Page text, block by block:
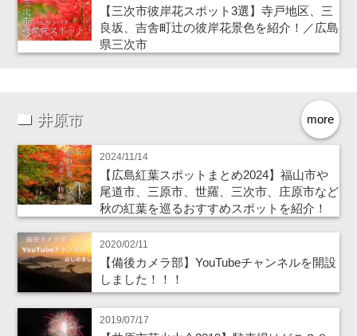
【三次市彼岸花スポット3選】寺戸地区、三
良坂、吉舎町辻の彼岸花景色を紹介！／広島
県三次市
more
井原市
2024/11/14
【広島紅葉スポットまとめ2024】福山市や
尾道市、三原市、世羅、三次市、庄原市など
秋の紅葉を巡るおすすめスポットを紹介！
2020/02/11
【備後カメラ部】YouTubeチャンネルを開設
しました！！！
2019/07/17